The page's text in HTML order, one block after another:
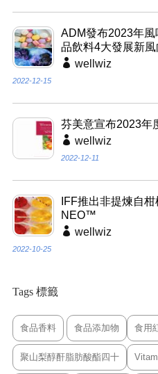
ADM發布2023年
品飲料4大發展新風
wellwiz
2022-12-15
芬美意宣布2023年
wellwiz
2022-12-11
IFF推出非提煉自
NEO™
wellwiz
2022-10-25
Tags 標籤
食品香料 食品添加物 食用
聚山梨醇酐脂肪酸酯四十